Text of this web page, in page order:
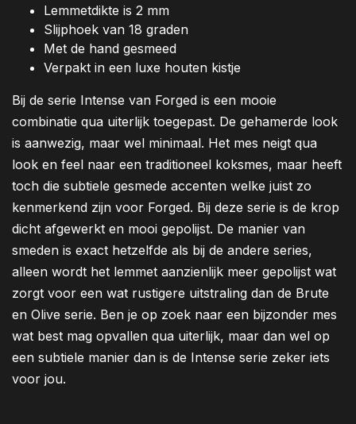
Lemmetdikte is 2 mm
Slijphoek van 18 graden
Met de hand gesmeed
Verpakt in een luxe houten kistje
Bij de serie Intense van Forged is een mooie
combinatie qua uiterlijk toegepast. De gehamerde look
is aanwezig, maar wel minimaal. Het mes neigt qua
look en feel naar een traditioneel koksmes, maar heeft
toch die subtiele gesmede accenten welke juist zo
kenmerkend zijn voor Forged. Bij deze serie is de krop
dicht afgewerkt en mooi gepolijst. De manier van
smeden is exact hetzelfde als bij de andere series,
alleen wordt het lemmet aanzienlijk meer gepolijst wat
zorgt voor een wat rustigere uitstraling dan de Brute
en Olive serie. Ben je op zoek naar een bijzonder mes
wat best mag opvallen qua uiterlijk, maar dan wel op
een subtiele manier dan is de Intense serie zeker iets
voor jou.